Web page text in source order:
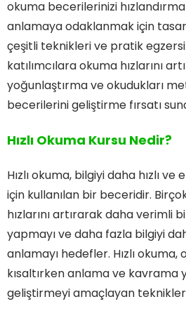
okuma becerilerinizi
anlamaya odaklanmak için
çeşitli teknikleri ve pratik
katılımcılara okuma hızlarını
yoğunlaştırma ve okudukları
becerilerini geliştirme fırsatı
Hızlı Okuma Kursu Nedir?
Hızlı okuma, bilgiyi daha hızlı
için kullanılan bir beceridir.
hızlarını artırarak daha verimli
yapmayı ve daha fazla bilgiyi
anlamayı hedefler. Hızlı okuma,
kısaltırken anlama ve kavrama
geliştirmeyi amaçlayan